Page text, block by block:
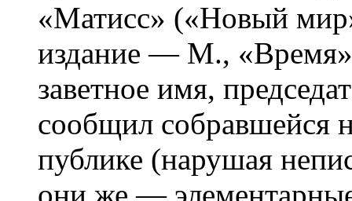
«Матисс» («Новый
издание — М.,
заветное имя,
сообщил собравшейся
публике (нарушая